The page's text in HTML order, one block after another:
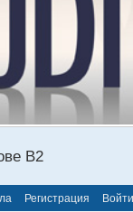
В2
Регистрация Войти